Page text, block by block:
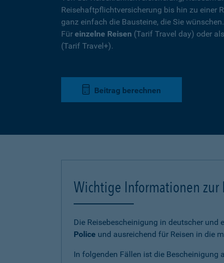
Reisehaftpflichtversicherung bis hin zu einer
ganz einfach die Bausteine, die Sie
Für einzelne Reisen (Tarif Travel day) oder
(Tarif Travel+).
Beitrag berechnen
Wichtige Informationen zur
Die Reisebescheinigung in deutscher
Police und ausreichend für Reisen in die
In folgenden Fällen ist die Bescheinigung